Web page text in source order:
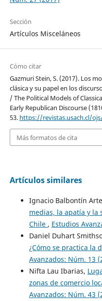
Sección
Artículos Misceláneos
Cómo citar
Gazmuri Stein, S. (2017). Los
clásica y su papel en los
/ The Political Models of
Early Republican Discourse
53. https://revistas.usach.cl/
Más formatos de cita
Artículos similares
Ignacio Balbontín
medias, la apatía y
Chile , Estudios
Daniel Duhart
¿Cómo se practica la
Avanzados: Núm. 13
Nifta Lau Ibarias,
zonas de comercio
Avanzados: Núm. 43